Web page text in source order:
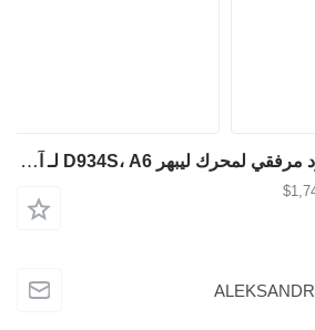
المحرك Liebherr عمود مرفقي لمحرك ليبهر D934S، A6 لـ آلات البناء